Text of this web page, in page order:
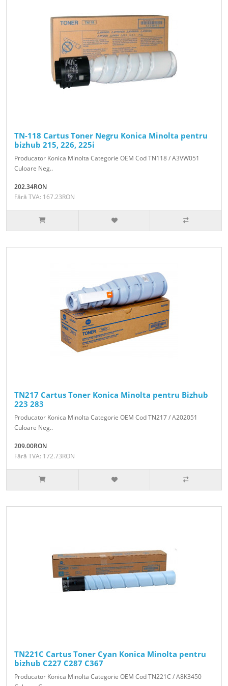
TN-118 Cartus Toner Negru Konica Minolta pentru
bizhub 215, 226, 225i
Producator Konica Minolta Categorie OEM Cod TN118 / A3VW051
Culoare Neg..
202.34RON
Fără TVA: 167.23RON
TN217 Cartus Toner Konica Minolta pentru Bizhub
223 283
Producator Konica Minolta Categorie OEM Cod TN217 / A202051
Culoare Neg..
209.00RON
Fără TVA: 172.73RON
TN221C Cartus Toner Cyan Konica Minolta pentru
bizhub C227 C287 C367
Producator Konica Minolta Categorie OEM Cod TN221C / A8K3450